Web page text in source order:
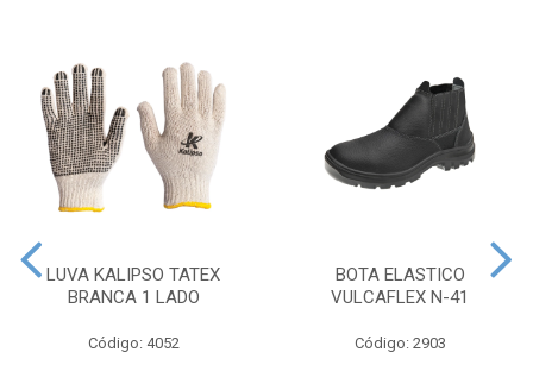
LUVA KALIPSO TATEX
BRANCA 1 LADO
Código: 4052
BOTA ELASTICO
VULCAFLEX N-41
Código: 2903